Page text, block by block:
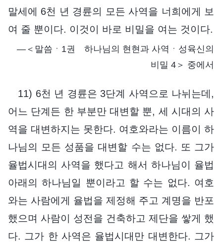
말세에 6천 년 경륜의 모든 사역을 너희에게 보
여 줄 뿐이다. 이것이 바로 비밀을 여는 것이다.
―＜말씀ㆍ1권 하나님의 현현과 사역ㆍ성육신의
비밀 4＞ 중에서
11) 6천 년 경륜은 3단계 사역으로 나뉘는데,
어느 단계든 한 부분만 대변할 뿐, 세 시대의 사
역을 대변하지는 못한다. 여호와라는 이름이 하
나님의 모든 성품을 대변할 수는 없다. 또 그가
율법시대의 사역을 했다고 해서 하나님이 율법
아래의 하나님일 뿐이라고 할 수는 없다. 여호
와는 사람에게 율법을 제정해 주고 계명을 반포
했으며 사람이 성전을 건축하고 제단을 쌓게 했
다. 그가 한 사역은 율법시대만 대변한다. 그가